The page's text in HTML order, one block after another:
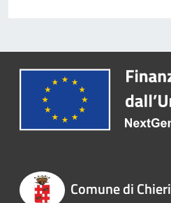
Comune di Chieri